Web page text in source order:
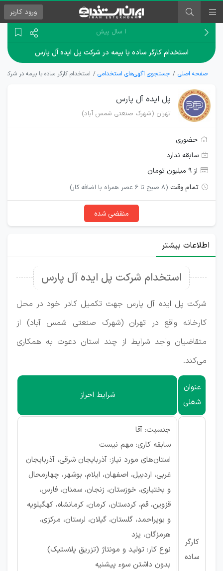
ورود کاربر
۱ سال پیش
استخدام کارگر ساده با بیمه در شرکت پل ایده آل پارس
صفحه اصلی جستجوی آگهی‌های استخدامی استخدام کارگر ساده با بیمه در
پل ایده آل پارس
تهران (شهرک صنعتی شمس آباد)
حضوری
سابقه ندارد
از ۹ میلیون تومان
تمام وقت (8 صبح تا 6 عصر همراه با اضافه کار)
منقضی شده
اطلاعات بیشتر
استخدام شرکت پل ایده آل پارس
شرکت پل ایده آل پارس جهت تکمیل کادر خود در محل
کارخانه واقع در تهران (شهرک صنعتی شمس آباد) از
متقاضیان واجد شرایط از چند استان دعوت به همکاری
می‌کند.
عنوان
شغلی
شرایط احراز
کارگر
ساده
جنسیت: آقا
سابقه کاری: مهم نیست
استان‌های مورد نیاز: آذربایجان شرقی، آذربایجان
غربی، اردبیل، اصفهان، ایلام، بوشهر، چهارمحال
و بختیاری، خوزستان، زنجان، سمنان، فارس،
قزوین، قم، کردستان، کرمان، کرمانشاه، کهگیلویه
و بویراحمد، گلستان، گیلان، لرستان، مرکزی،
هرمزگان، یزد
نوع کار: تولید و مونتاژ (تزریق پلاستیک)
بدون داشتن سوء پیشنیه